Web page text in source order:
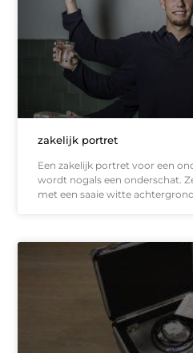
zakelijk portret
Een zakelijk portret voor een
wordt nogals een onderschat.
met een saaie witte